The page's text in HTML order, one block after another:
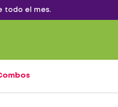
todo el mes.